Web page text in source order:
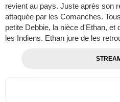
revient au pays. Juste après son
attaquée par les Comanches.
petite Debbie, la nièce d'Ethan, et
les Indiens. Ethan jure de les